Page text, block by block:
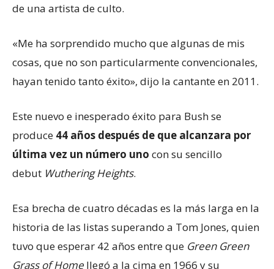
de una artista de culto.
«Me ha sorprendido mucho que algunas de mis
cosas, que no son particularmente convencionales,
hayan tenido tanto éxito», dijo la cantante en 2011.
Este nuevo e inesperado éxito para Bush se
produce 44 años después de que alcanzara por
última vez un número uno con su sencillo
debut Wuthering Heights.
Esa brecha de cuatro décadas es la más larga en la
historia de las listas superando a Tom Jones, quien
tuvo que esperar 42 años entre que Green Green
Grass of Home llegó a la cima en 1966 y su